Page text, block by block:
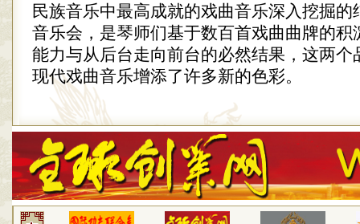
民族音乐中最高成就的戏曲音乐深入挖掘的
音乐会，是琴师们基于数百首戏曲曲牌的积
能力与从后台走向前台的必然结果，这两个
现代戏曲音乐增添了许多新的色彩。